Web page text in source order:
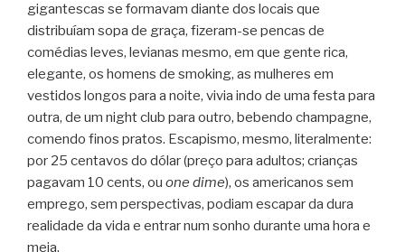
gigantescas se formavam diante dos locais que
distribuíam sopa de graça, fizeram-se pencas de
comédias leves, levianas mesmo, em que gente rica,
elegante, os homens de smoking, as mulheres em
vestidos longos para a noite, vivia indo de uma festa para
outra, de um night club para outro, bebendo champagne,
comendo finos pratos. Escapismo, mesmo, literalmente:
por 25 centavos do dólar (preço para adultos; crianças
pagavam 10 cents, ou one dime), os americanos sem
emprego, sem perspectivas, podiam escapar da dura
realidade da vida e entrar num sonho durante uma hora e
meia.